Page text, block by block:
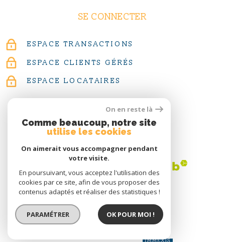
SE CONNECTER
ESPACE TRANSACTIONS
ESPACE CLIENTS GÉRÉS
ESPACE LOCATAIRES
ADHÉRENTS
On en reste là
Comme beaucoup, notre site
utilise les cookies
On aimerait vous accompagner pendant
votre visite.
En poursuivant, vous acceptez l'utilisation des
cookies par ce site, afin de vous proposer des
contenus adaptés et réaliser des statistiques !
PARAMÉTRER OK POUR MOI !